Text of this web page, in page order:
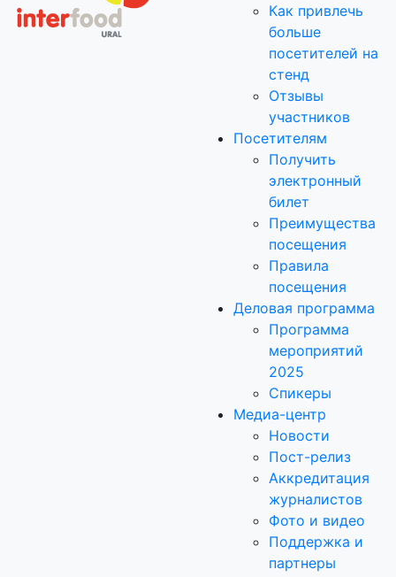
Как привлечь
больше
посетителей на
стенд
Отзывы
участников
Посетителям
Получить
электронный
билет
Преимущества
посещения
Правила
посещения
Деловая программа
Программа
мероприятий
2025
Спикеры
Медиа-центр
Новости
Пост-релиз
Аккредитация
журналистов
Фото и видео
Поддержка и
партнеры